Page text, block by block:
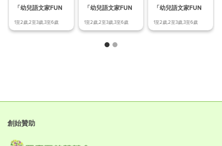
「幼兒語文家FUN
展階
1至2歲,2至3歲,3至6歲
「幼兒語文家FUN
1至2歲,2至3歲,3至6歲
「幼兒語文家FUN
語文
1至2歲,2至3歲,3至6歲
創始贊助